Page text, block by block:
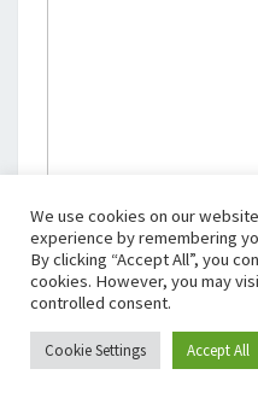
© 2026|Stolz präsentiert
We use cookies on our
experience by remembering
By clicking “Accept All”, you
cookies. However, you may
controlled consent.
Cookie Settings Accept All